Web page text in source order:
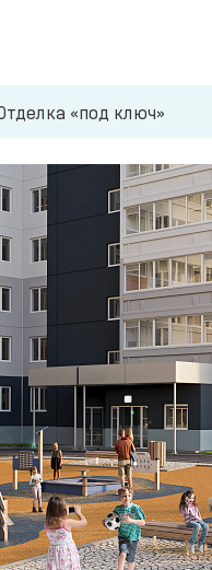
«под ключ»